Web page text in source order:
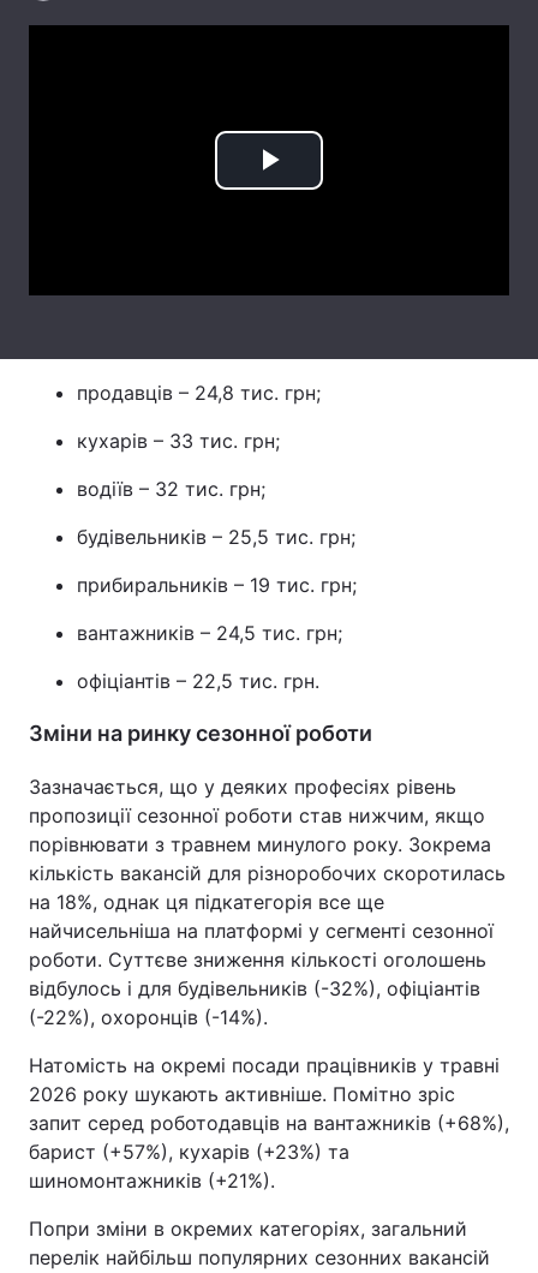
Тема оформлення
Play
продавців – 24,8 тис. грн;
кухарів – 33 тис. грн;
водіїв – 32 тис. грн;
будівельників – 25,5 тис. грн;
прибиральників – 19 тис. грн;
вантажників – 24,5 тис. грн;
офіціантів – 22,5 тис. грн.
Зміни на ринку сезонної роботи
Зазначається, що у деяких професіях рівень
пропозиції сезонної роботи став нижчим, якщо
порівнювати з травнем минулого року. Зокрема
кількість вакансій для різноробочих скоротилась
на 18%, однак ця підкатегорія все ще
найчисельніша на платформі у сегменті сезонної
роботи. Суттєве зниження кількості оголошень
відбулось і для будівельників (-32%), офіціантів
(-22%), охоронців (-14%).
Натомість на окремі посади працівників у травні
2026 року шукають активніше. Помітно зріс
запит серед роботодавців на вантажників (+68%),
барист (+57%), кухарів (+23%) та
шиномонтажників (+21%).
Попри зміни в окремих категоріях, загальний
перелік найбільш популярних сезонних вакансій